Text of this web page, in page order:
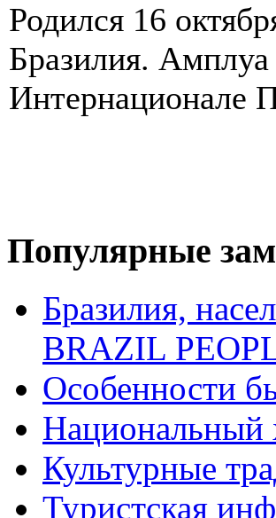
Родился 16
Бразилия.
Интернационале
Популярные
Бразилия,
BRAZIL
Особенности
Национальный
Культурные
Туристская